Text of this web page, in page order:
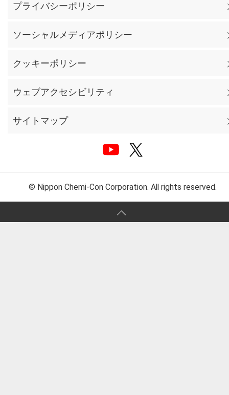
プライバシーポリシー
ソーシャルメディアポリシー
クッキーポリシー
ウェブアクセシビリティ
サイトマップ
© Nippon Chemi-Con Corporation. All rights reserved.